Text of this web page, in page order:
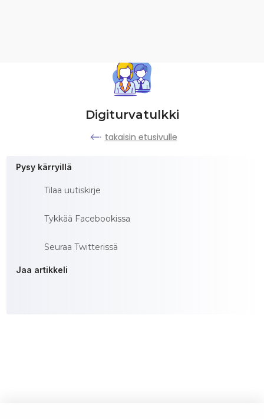
Digiturvatulkki
takaisin etusivulle
Pysy kärryillä
Tilaa uutiskirje
Tykkää Facebookissa
Seuraa Twitterissä
Jaa artikkeli